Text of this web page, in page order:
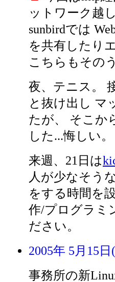
ットワーク越
sunbirdでは
を共有したり
こちらもその
夜、テニス。
と抜け出し マ
たが、 そこか
した...悔しい。
来週、21日は
人が少なそう
をする時間を
作/プログラミ
ださい。
2005年 5月15日
事務所の新